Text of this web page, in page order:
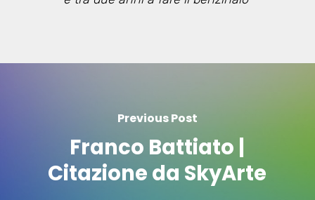
Previous Post
Franco Battiato |
Citazione da SkyArte